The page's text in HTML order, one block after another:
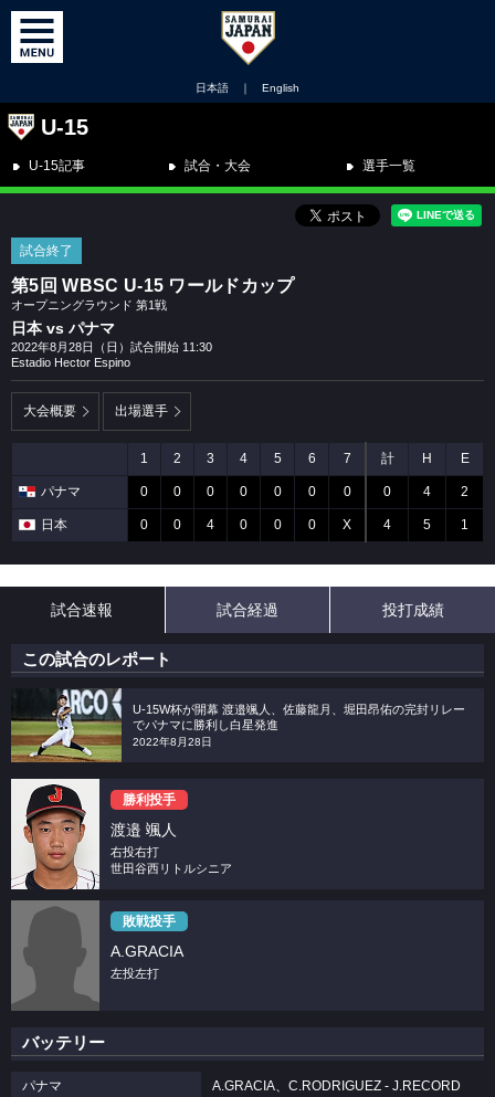
日本語 ｜ English
U-15
U-15記事 試合・大会 選手一覧
試合終了
第5回 WBSC U-15 ワールドカップ
オープニングラウンド 第1戦
日本 vs パナマ
2022年8月28日（日）試合開始 11:30
Estadio Hector Espino
大会概要 出場選手
1 2 3 4 5 6 7 計 H E
パナマ 0 0 0 0 0 0 0 0 4 2
日本 0 0 4 0 0 0 X 4 5 1
試合速報 試合経過 投打成績
この試合のレポート
U-15W杯が開幕 渡邉颯人、佐藤龍月、堀田昂佑の完封リレー
でパナマに勝利し白星発進
2022年8月28日
勝利投手
渡邉 颯人
右投右打
世田谷西リトルシニア
敗戦投手
A.GRACIA
左投左打
バッテリー
パナマ A.GRACIA、C.RODRIGUEZ - J.RECORD